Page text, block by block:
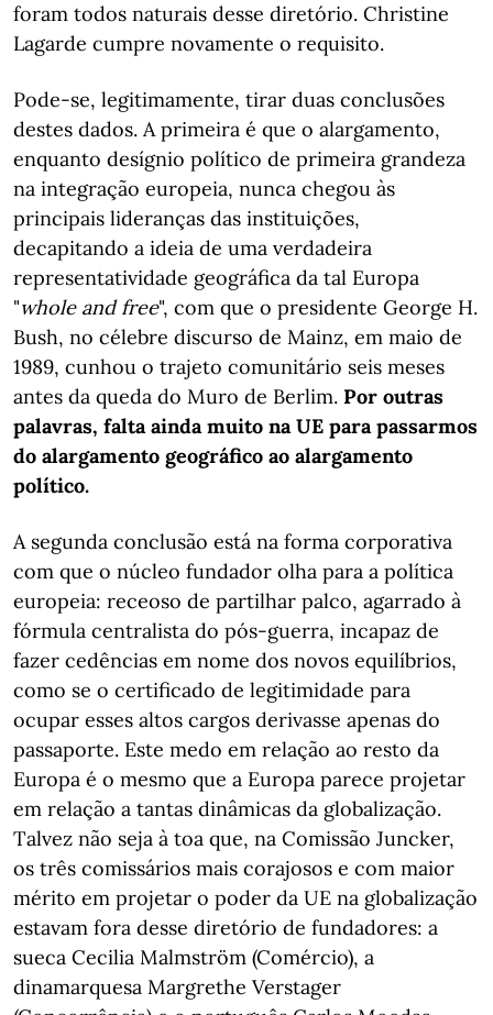
foram todos naturais desse diretório. Christine
Lagarde cumpre novamente o requisito.
Pode-se, legitimamente, tirar duas conclusões
destes dados. A primeira é que o alargamento,
enquanto desígnio político de primeira grandeza
na integração europeia, nunca chegou às
principais lideranças das instituições,
decapitando a ideia de uma verdadeira
representatividade geográfica da tal Europa
"whole and free", com que o presidente George H.
Bush, no célebre discurso de Mainz, em maio de
1989, cunhou o trajeto comunitário seis meses
antes da queda do Muro de Berlim. Por outras
palavras, falta ainda muito na UE para passarmos
do alargamento geográfico ao alargamento
político.
A segunda conclusão está na forma corporativa
com que o núcleo fundador olha para a política
europeia: receoso de partilhar palco, agarrado à
fórmula centralista do pós-guerra, incapaz de
fazer cedências em nome dos novos equilíbrios,
como se o certificado de legitimidade para
ocupar esses altos cargos derivasse apenas do
passaporte. Este medo em relação ao resto da
Europa é o mesmo que a Europa parece projetar
em relação a tantas dinâmicas da globalização.
Talvez não seja à toa que, na Comissão Juncker,
os três comissários mais corajosos e com maior
mérito em projetar o poder da UE na globalização
estavam fora desse diretório de fundadores: a
sueca Cecilia Malmström (Comércio), a
dinamarquesa Margrethe Verstager